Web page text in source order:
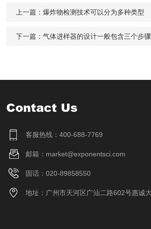
上一篇：爆炸物检测技术可以分为多种类型
下一篇：气体进样器的设计一般包含三个步骤
Contact Us
客服热线：400-688-7769
邮箱：market@exponentsci.com
固话：020-89858550
地址：广州市天河区广汕二路602号惠诚